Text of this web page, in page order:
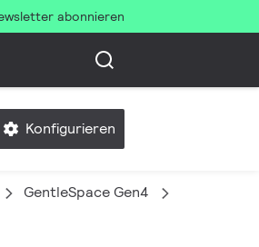
abonnieren
Konfigurieren
GentleSpace Gen4